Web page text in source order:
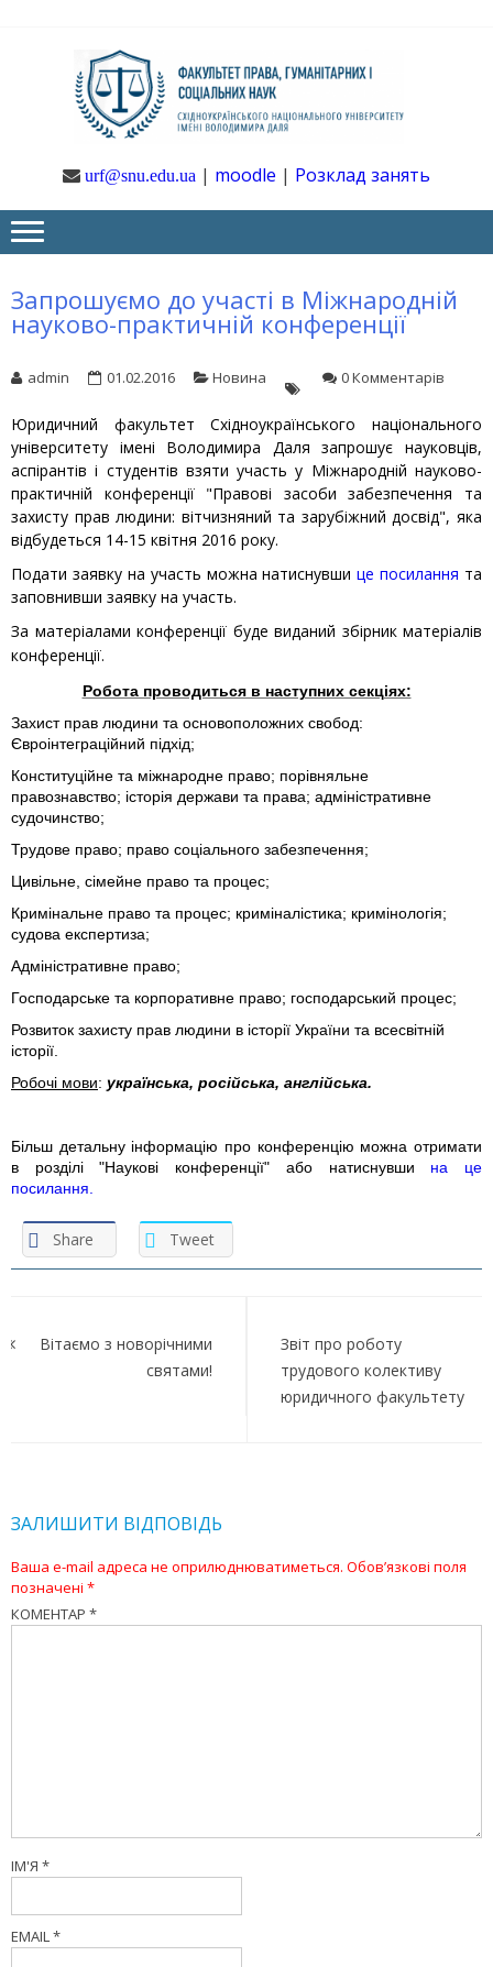
navigation
І
urf@snu.edu.ua | moodle | Розклад занять
Запрошуємо до участі в Міжнародній
науково-практичній конференції
admin 01.02.2016 Новина 0 Комментарів
Юридичний факультет Східноукраїнського національного
університету імені Володимира Даля запрошує науковців,
аспірантів і студентів взяти участь у Міжнародній науково-
практичній конференції "Правові засоби забезпечення та
захисту прав людини: вітчизняний та зарубіжний досвід", яка
відбудеться 14-15 квітня 2016 року.
Подати заявку на участь можна натиснувшице посилання та
заповнивши заявку на участь.
За матеріалами конференції буде виданий збірник матеріалів
конференції.
Робота проводиться в наступних секціях:
Захист прав людини та основоположних свобод:
Євроінтеграційний підхід;
Конституційне та міжнародне право; порівняльне
правознавство; історія держави та права; адміністративне
судочинство;
Трудове право; право соціального забезпечення;
Цивільне, сімейне право та процес;
Кримінальне право та процес; криміналістика; кримінологія;
судова експертиза;
Адміністративне право;
Господарське та корпоративне право; господарський процес;
Розвиток захисту прав людини в історії України та всесвітній
історії.
Робочі мови: українська, російська, англійська.
Більш детальну інформацію про конференцію можна отримати
в розділі "Наукові конференції" або натиснувши на це
посилання.
Share Tweet
записів
Вітаємо з новорічними
святами!
Звіт про роботу
трудового колективу
юридичного факультету
ЗАЛИШИТИ ВІДПОВІДЬ
Ваша e-mail адреса не оприлюднюватиметься. Обов’язкові поля
позначені *
КОМЕНТАР *
ІМ'Я *
EMAIL*